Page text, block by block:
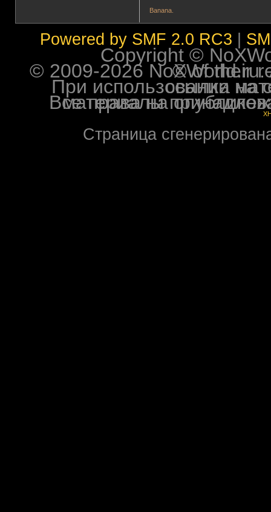
Banana.
Powered by SMF 2.0 RC3
Copyright ©
© 2009-2026 NoXWorld.ru. All
При использовании
Все права на опубликованные на форуме
Страница